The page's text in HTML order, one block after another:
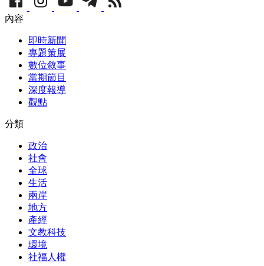
內容
即時新聞
專題策展
數位敘事
當期節目
深度報導
觀點
分類
政治
社會
全球
生活
兩岸
地方
產經
文教科技
環境
社福人權